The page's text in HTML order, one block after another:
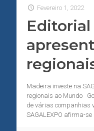
Fevereiro 1, 2022
Editorial
Madeira investe na
regionais ao Mundo
de várias companhias
SAGALEXPO afirma-se